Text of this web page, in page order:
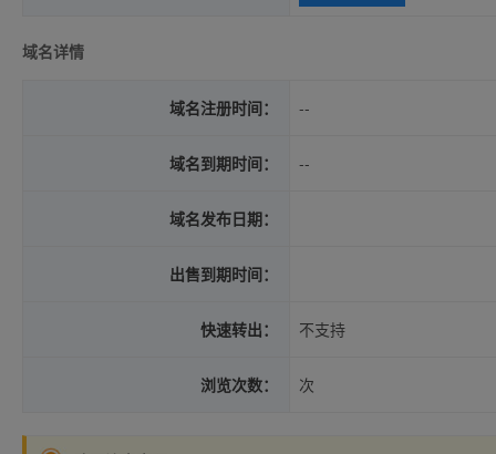
域名详情
域名注册时间： --
域名到期时间： --
域名发布日期：
出售到期时间：
快速转出： 不支持
浏览次数： 次